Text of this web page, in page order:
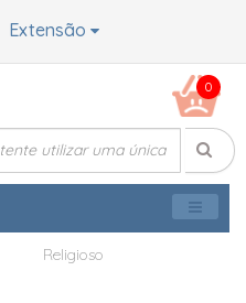
Extensão
0
Religioso